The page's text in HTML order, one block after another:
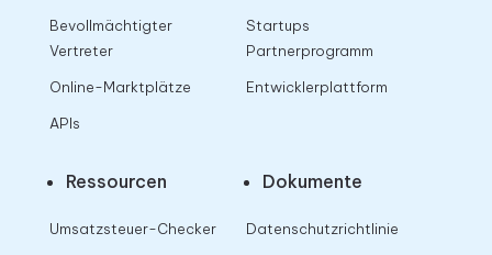
Bevollmächtigter
Vertreter
Online-Marktplätze
APIs
Startups
Partnerprogramm
Entwicklerplattform
Ressourcen
Umsatzsteuer-Checker
Dokumente
Datenschutzrichtlinie